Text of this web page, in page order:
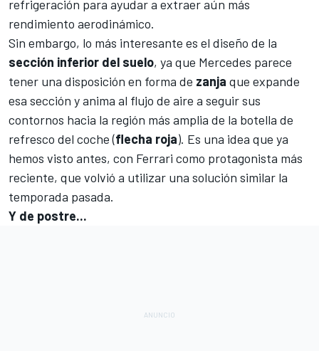
refrigeración para ayudar a extraer aún más
rendimiento aerodinámico.
Sin embargo, lo más interesante es el diseño de la
sección inferior del suelo, ya que Mercedes parece
tener una disposición en forma de zanja que expande
esa sección y anima al flujo de aire a seguir sus
contornos hacia la región más amplia de la botella de
refresco del coche (flecha roja). Es una idea que ya
hemos visto antes, con Ferrari como protagonista más
reciente, que volvió a utilizar una solución similar la
temporada pasada.
Y de postre...